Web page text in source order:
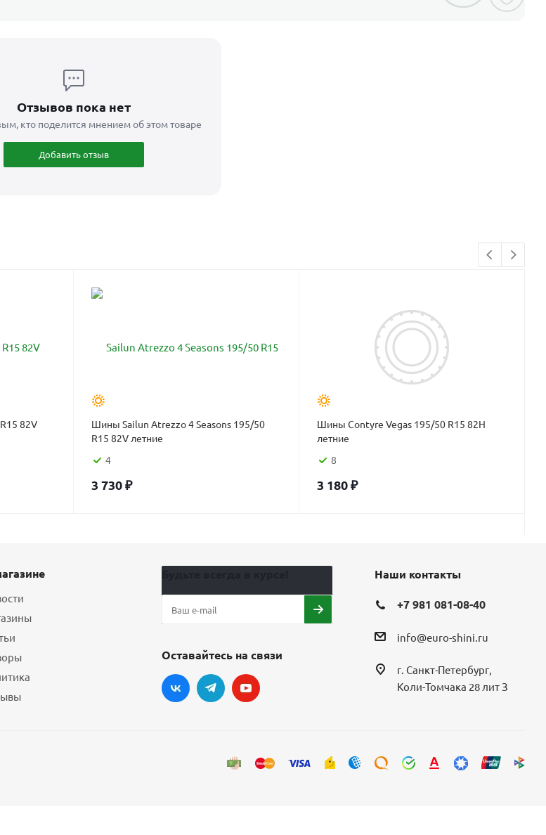
Отзывов пока нет
кто поделится мнением об этом товаре
Добавить отзыв
82V
Шины Sailun Atrezzo 4 Seasons 195/50
R15 82V летние
4
3 730₽
Шины Contyre Vegas 195/50 R15 82H
летние
8
3 180₽
Оставайтесь на связи
Наши контакты
+7 981 081-08-40
info@euro-shini.ru
г. Санкт-Петербург,
Коли-Томчака 28 лит З